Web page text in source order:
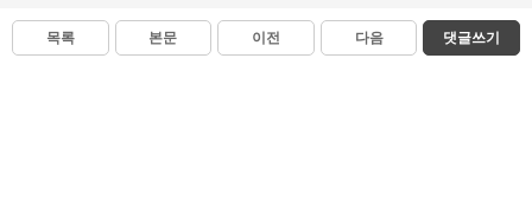
목록 본문 이전 다음 댓글쓰기